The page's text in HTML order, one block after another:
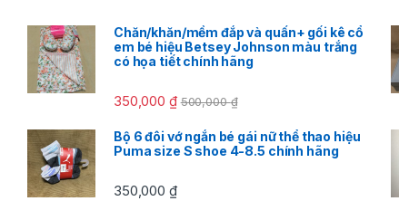
Chăn/khăn/mềm đắp và quấn+ gối kê cổ
em bé hiệu Betsey Johnson màu trắng
có họa tiết chính hãng
350,000 ₫ 500,000₫
Bộ 6 đôi vớ ngắn bé gái nữ thể thao hiệu
Puma size S shoe 4-8.5 chính hãng
350,000 ₫